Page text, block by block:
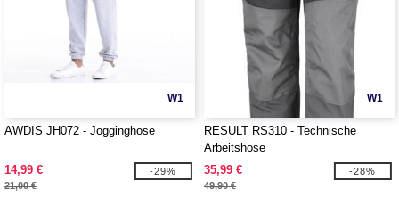
W1
AWDIS JH072 - Jogginghose
14,99 €
21,00 €
-29%
W1
RESULT RS310 - Technische
Arbeitshose
35,99 €
49,90 €
-28%